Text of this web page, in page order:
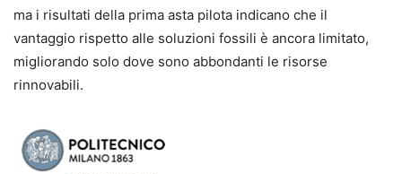
ma i risultati della prima asta pilota indicano che il
vantaggio rispetto alle soluzioni fossili è ancora limitato,
migliorando solo dove sono abbondanti le risorse
rinnovabili.